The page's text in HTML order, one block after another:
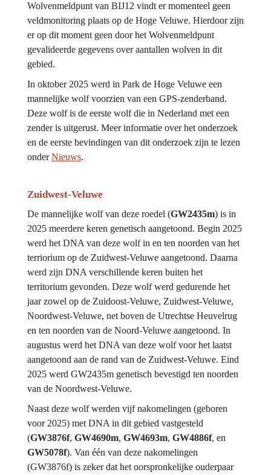
Wolvenmeldpunt van BIJ12 vindt er momenteel geen
veldmonitoring plaats op de Hoge Veluwe. Hierdoor zijn
er op dit moment geen door het Wolvenmeldpunt
gevalideerde gegevens over aantallen wolven in dit
gebied.
In oktober 2025 werd in Park de Hoge Veluwe een
mannelijke wolf voorzien van een GPS-zenderband.
Deze wolf is de eerste wolf die in Nederland met een
zender is uitgerust. Meer informatie over het onderzoek
en de eerste bevindingen van dit onderzoek zijn te lezen
onder Nieuws.
Zuidwest-Veluwe
De mannelijke wolf van deze roedel (GW2435m) is in
2025 meerdere keren genetisch aangetoond. Begin 2025
werd het DNA van deze wolf in en ten noorden van het
terriorium op de Zuidwest-Veluwe aangetoond. Daarna
werd zijn DNA verschillende keren buiten het
territorium gevonden. Deze wolf werd gedurende het
jaar zowel op de Zuidoost-Veluwe, Zuidwest-Veluwe,
Noordwest-Veluwe, net boven de Utrechtse Heuvelrug
en ten noorden van de Noord-Veluwe aangetoond. In
augustus werd het DNA van deze wolf voor het laatst
aangetoond aan de rand van de Zuidwest-Veluwe. Eind
2025 werd GW2435m genetisch bevestigd ten noorden
van de Noordwest-Veluwe.
Naast deze wolf werden vijf nakomelingen (geboren
voor 2025) met DNA in dit gebied vastgesteld
(GW3876f, GW4690m, GW4693m, GW4886f, en
GW5078f). Van één van deze nakomelingen
(GW3876f) is zeker dat het oorspronkelijke ouderpaar